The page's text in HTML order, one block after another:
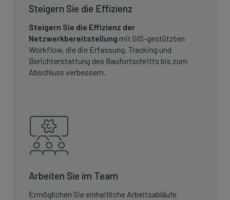
Steigern Sie die Effizienz
Steigern Sie die Effizienz der
Netzwerkbereitstellung mit GIS-gestützten
Workflow, die die Erfassung, Tracking und
Berichterstattung des Baufortschritts bis zum
Abschluss verbessern.
Arbeiten Sie im Team
Ermöglichen Sie einheitliche Arbeitsabläufe